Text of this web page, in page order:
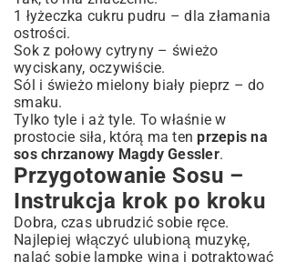
1 łyżeczka cukru pudru – dla złamania
ostrości.
Sok z połowy cytryny – świeżo
wyciskany, oczywiście.
Sól i świeżo mielony biały pieprz – do
smaku.
Tylko tyle i aż tyle. To właśnie w
prostocie siła, którą ma tenprzepis na
sos chrzanowy Magdy Gessler.
Przygotowanie Sosu –
Instrukcja krok po kroku
Dobra, czas ubrudzić sobie ręce.
Najlepiej włączyć ulubioną muzykę,
nalać sobie lampkę wina i potraktować